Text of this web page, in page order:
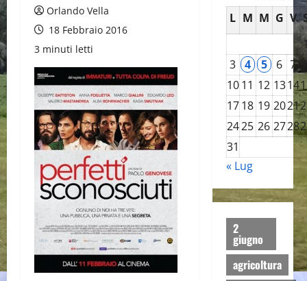
Orlando Vella
18 Febbraio 2016
3 minuti letti
L M M G V
3 4 5 6 7
10 11 12 1314
17 18 19 2021
2425 26 2728
31
« Lug
2
giugno
agricoltura